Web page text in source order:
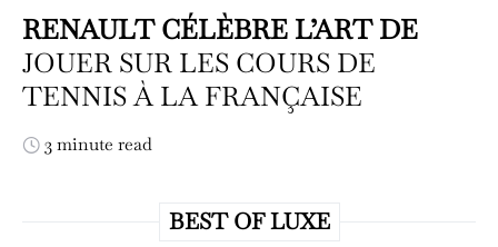
RENAULT CÉLÈBRE L’ART DE
JOUER SUR LES COURS DE
TENNIS À LA FRANÇAISE
3 minute read
BEST OF LUXE